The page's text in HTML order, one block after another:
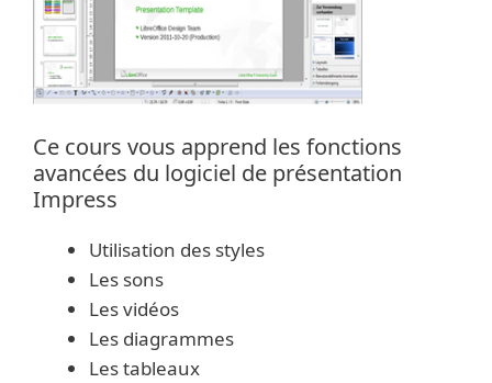
Ce cours vous apprend les fonctions
avancées du logiciel de présentation
Impress
Utilisation des styles
Les sons
Les vidéos
Les diagrammes
Les tableaux